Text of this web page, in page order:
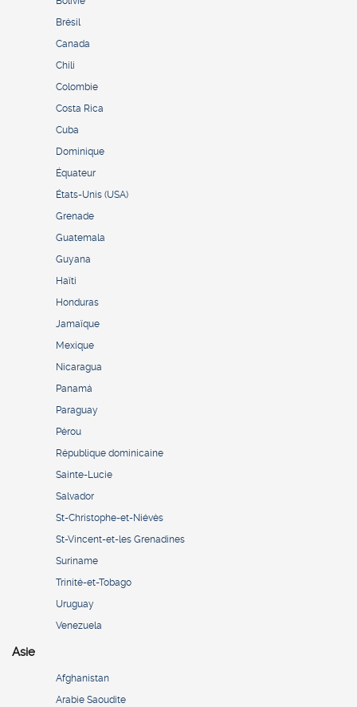
Brésil
Canada
Chili
Colombie
Costa Rica
Cuba
Dominique
Équateur
États-Unis (USA)
Grenade
Guatemala
Guyana
Haïti
Honduras
Jamaïque
Mexique
Nicaragua
Panamá
Paraguay
Pérou
République dominicaine
Sainte-Lucie
Salvador
St-Christophe-et-Niévès
St-Vincent-et-les Grenadines
Suriname
Trinité-et-Tobago
Uruguay
Venezuela
Asie
Afghanistan
Arabie Saoudite